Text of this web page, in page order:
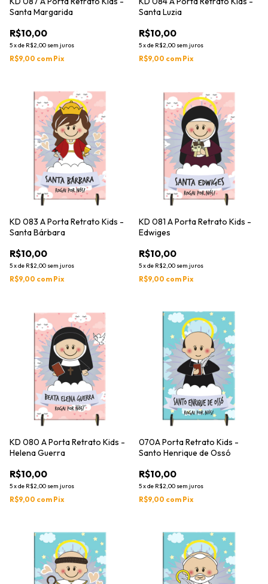
Santa Margarida
R$10,00
5xde R$2,00 sem juros
R$9,00 com Pix
Santa Luzia
R$10,00
5xde R$2,00 sem juros
R$9,00 com Pix
KD 083 A Porta Retrato Kids -
Santa Bárbara
R$10,00
5xde R$2,00 sem juros
R$9,00 com Pix
KD 081 A Porta Retrato Kids -
Edwiges
R$10,00
5xde R$2,00 sem juros
R$9,00 com Pix
KD 080 A Porta Retrato Kids -
Helena Guerra
R$10,00
5xde R$2,00 sem juros
R$9,00 com Pix
070A Porta Retrato Kids -
Santo Henrique de Ossó
R$10,00
5xde R$2,00 sem juros
R$9,00 com Pix